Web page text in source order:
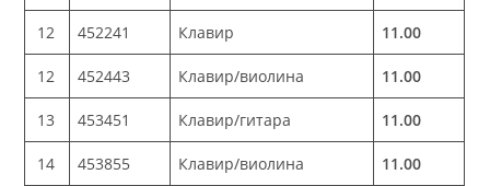
12 452241 Клавир 11.00
12 452443 Клавир/виолина 11.00
13 453451 Клавир/гитара 11.00
14 453855 Клавир/виолина 11.00